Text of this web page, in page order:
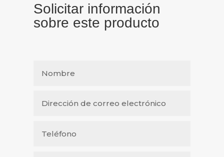
Solicitar información
sobre este producto